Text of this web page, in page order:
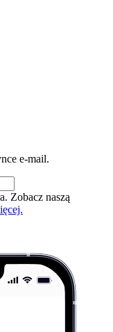
e-mail.
Zobacz naszą